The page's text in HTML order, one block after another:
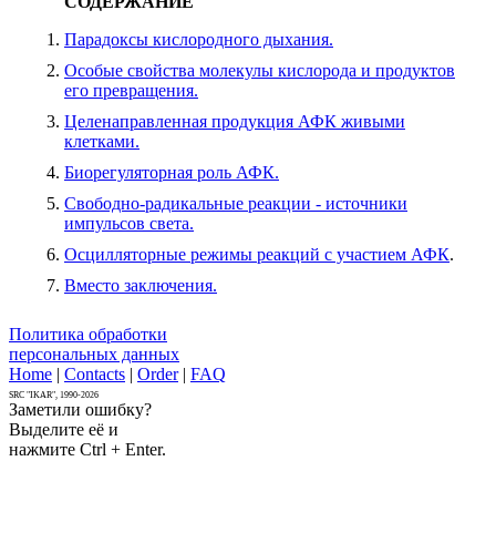
Парадоксы кислородного дыхания.
Особые свойства молекулы кислорода и продуктов
его превращения.
Целенаправленная продукция АФК живыми
клетками.
Биорегуляторная роль АФК.
Свободно-радикальные реакции - источники
импульсов света.
Осцилляторные режимы реакций с участием АФК.
Вместо заключения.
Политика обработки
персональных данных
Home | Contacts | Order| FAQ
SRC "IKAR", 1990-2026
Заметили ошибку?
Выделите её и
нажмите Ctrl + Enter.